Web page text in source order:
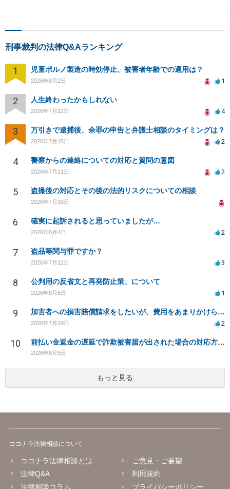
刑事裁判の法律Q&Aランキング
1 児童ポルノ製造の時効停止、被害者年齢での適用は？
2026年8月2日 1
2 人生終わったかもしれない
2026年7月22日 4
3 万引きで逮捕後、余罪の申告と弁護士相談のタイミングは？
2026年7月15日 2
4 警察からの連絡についての対応と質問の意図
2026年7月11日 2
5 盗撮後の対応とその後の法的リスクについての相談
2026年7月10日
6 確実に起訴されると思っていましたが…
2026年8月4日 2
7 盗品等関与罪ですか？
2026年7月12日 3
8 公判用の反省文と再発防止策、について
2026年8月6日 1
9 加害者への損害賠償請求をしたいが、費用をあまりかけられない
2026年7月10日 2
10 前払い金返金の遅延で詐欺被害届が出された場合の対応方法は？
2026年8月5日
もっと見る
ココナラ法律相談について
ココナラ法律相談とは
法律Q&A
法律相談コラム
ご意見・ご要望
利用規約
プライバシーポリシー